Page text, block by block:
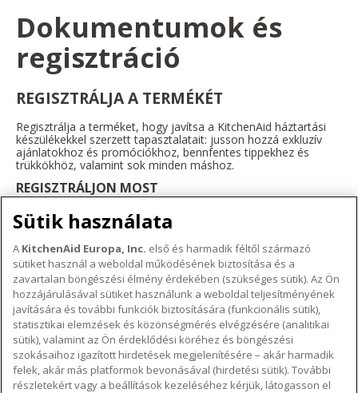
Dokumentumok és
regisztráció
REGISZTRÁLJA A TERMÉKÉT
Regisztrálja a terméket, hogy javítsa a KitchenAid háztartási
készülékekkel szerzett tapasztalatait: jusson hozzá exkluzív
ajánlatokhoz és promóciókhoz, bennfentes tippekhez és
trükkökhöz, valamint sok minden máshoz.
REGISZTRÁLJON MOST
A KITCHENAID MÁRKÁRÓL
A márka lényege
A márka története
ODR
TÁMOGATÁS
Hol lehet megvenni
Garancia és dokumentumok
Ügyfélszolgálat
KÖVESSEN BENNÜNKET
Sütik használata
A KitchenAid Europa, Inc. első és harmadik féltől származó
sütiket használ a weboldal működésének biztosítása és a
zavartalan böngészési élmény érdekében (szükséges sütik). Az Ön
hozzájárulásával sütiket használunk a weboldal teljesítményének
javítására és további funkciók biztosítására (funkcionális sütik),
statisztikai elemzések és közönségmérés elvégzésére (analitikai
sütik), valamint az Ön érdeklődési köréhez és böngészési
szokásaihoz igazított hirdetések megjelenítésére – akár harmadik
felek, akár más platformok bevonásával (hirdetési sütik). További
részletekért vagy a beállítások kezeléséhez kérjük, látogasson el